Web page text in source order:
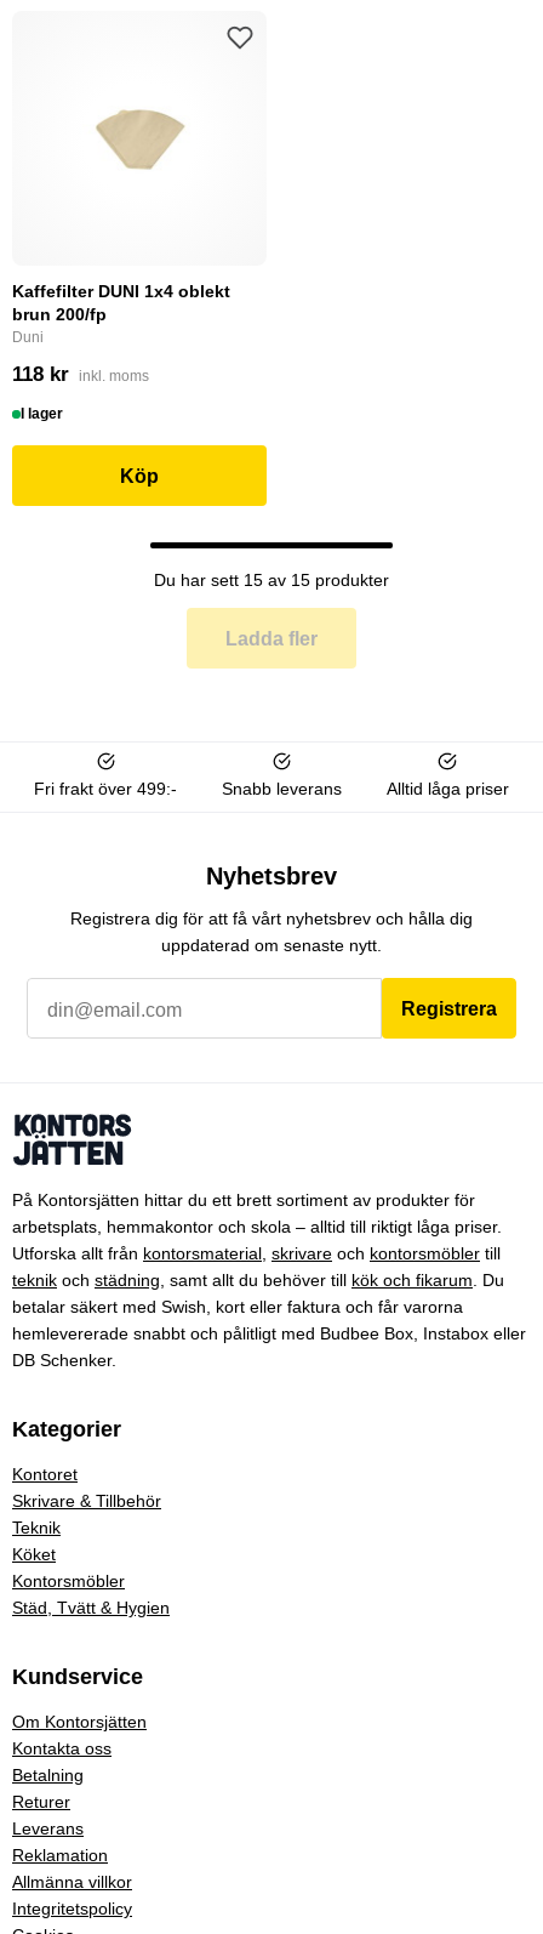
Kaffefilter DUNI 1x4 oblekt
brun 200/fp
Duni
118 kr inkl. moms
I lager
Köp
Du har sett 15 av 15 produkter
Ladda fler
Fri frakt över 499:- Snabb leverans Alltid låga priser
Nyhetsbrev
Registrera dig för att få vårt nyhetsbrev och hålla dig
uppdaterad om senaste nytt.
Registrera
På Kontorsjätten hittar du ett brett sortiment av produkter för
arbetsplats, hemmakontor och skola – alltid till riktigt låga priser.
Utforska allt från kontorsmaterial skrivare och kontorsmöbler till
teknik och städning , samt allt du behöver till kök och fikarum . Du
betalar säkert med Swish, kort eller faktura och får varorna
hemlevererade snabbt och pålitligt med Budbee Box, Instabox eller
DB Schenker.
Kategorier
Kontoret
Skrivare & Tillbehör
Teknik
Köket
Kontorsmöbler
Städ, Tvätt & Hygien
Kundservice
Om Kontorsjätten
Kontakta oss
Betalning
Returer
Leverans
Reklamation
Allmänna villkor
Integritetspolicy